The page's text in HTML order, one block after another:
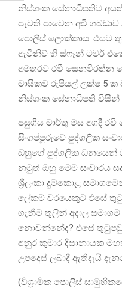
නිස්ශංක සේනාධිපතිට
පැවති පාවෙන අවි
පොලිස් ලොක්කාය. එයට
ඇවිනිව් හි ස්ෆෑන් ටවර්
අමතරව රවී සෙනවිරත්න
මාසිකව රුපියල් ලක්ෂ 5 ක
නිස්ශංක සේනාධිපති විසින්
පසුගිය මාර්තු මස අගදී
සිංගප්පූරුවේ පුද්ගලික
ඔහුගේ පුද්ගලික ධනයෙන්
නමුත් ඔහු මෙම සංචාරය
ශ්‍රීලංකා දුම්කොළ
ලේකම් වරයෙකුට එසේ
ගැනීම තුලින් අදාල
නොවන්නේද? එසේ
අනුර කුමාර දිසානායක
උපදෙස් ලබාදී ඇතිදැයි
(විශ්‍රාමික පොලිස්